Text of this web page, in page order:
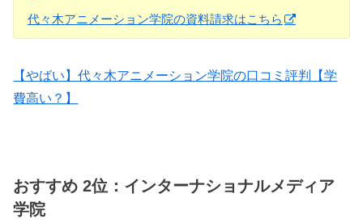
代々木アニメーション学院の資料請求はこちら
【やばい】代々木アニメーション学院の口コミ評判【学
費高い？】
おすすめ 2位：インターナショナルメディア
学院